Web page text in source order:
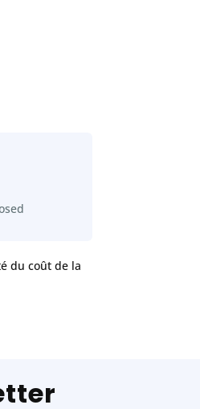
du coût de la